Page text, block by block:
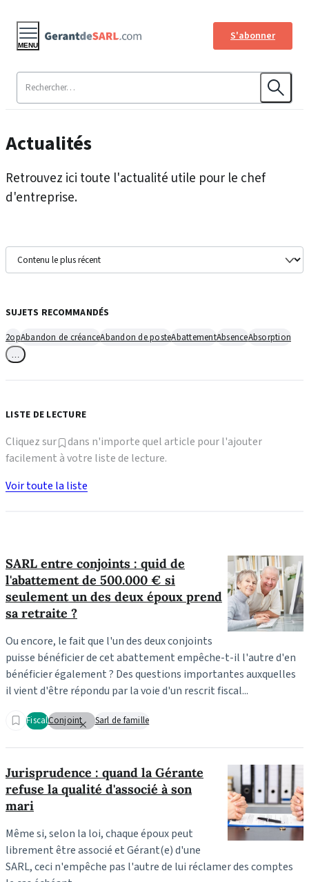
S'abonner
MENU
Actualités
Retrouvez ici toute l'actualité utile pour le chef
d'entreprise.
SARL entre conjoints : quid de
l'abattement de 500.000 € si
seulement un des deux époux prend
sa retraite ?
Ou encore, le fait que l'un des deux conjoints
puisse bénéficier de cet abattement empêche-t-il l'autre d'en
bénéficier également ? Des questions importantes auxquelles
il vient d'être répondu par la voie d'un rescrit fiscal...
FiscalConjoint Sarl de famille
Jurisprudence : quand la Gérante
refuse la qualité d'associé à son
mari
Même si, selon la loi, chaque époux peut
librement être associé et Gérant(e) d'une
SARL, ceci n'empêche pas l'autre de lui réclamer des comptes
SUJETS RECOMMANDÉS
2opAbandon de créanceAbandon de posteAbattementAbsenceAbsorption
LISTE DE LECTURE
Cliquez sur
dans n'importe quel article pour l'ajouter
facilement à votre liste de lecture.
Voir toute la liste